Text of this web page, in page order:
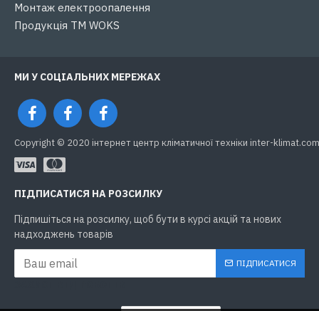
Монтаж електроопалення
Продукція ТМ WOKS
МИ У СОЦІАЛЬНИХ МЕРЕЖАХ
Copyright © 2020 інтернет центр кліматичної техніки inter-
ПІДПИСАТИСЯ НА РОЗСИЛКУ
Підпишіться на розсилку, щоб бути в курсі акцій та нових
надходжень товарів
ПІДПИСАТИСЯ